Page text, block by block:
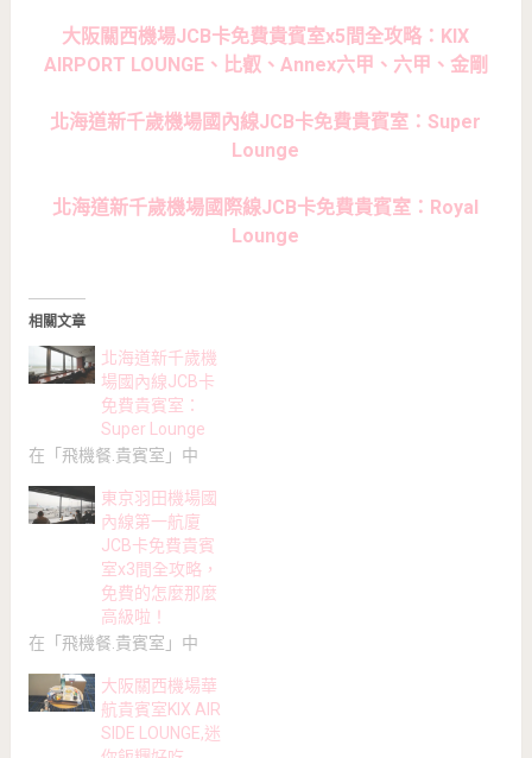
大阪關西機場JCB卡免費貴賓室x5間全攻略：KIX
AIRPORT LOUNGE、比叡、Annex六甲、六甲、金剛
北海道新千歲機場國內線JCB卡免費貴賓室：Super
Lounge
北海道新千歲機場國際線JCB卡免費貴賓室：Royal
Lounge
相關文章
北海道新千歲機
場國內線JCB卡
免費貴賓室：
Super Lounge
在「飛機餐.貴賓室」中
東京羽田機場國
內線第一航廈
JCB卡免費貴賓
室x3間全攻略，
免費的怎麼那麼
高級啦！
在「飛機餐.貴賓室」中
大阪關西機場華
航貴賓室KIX AIR
SIDE LOUNGE,迷